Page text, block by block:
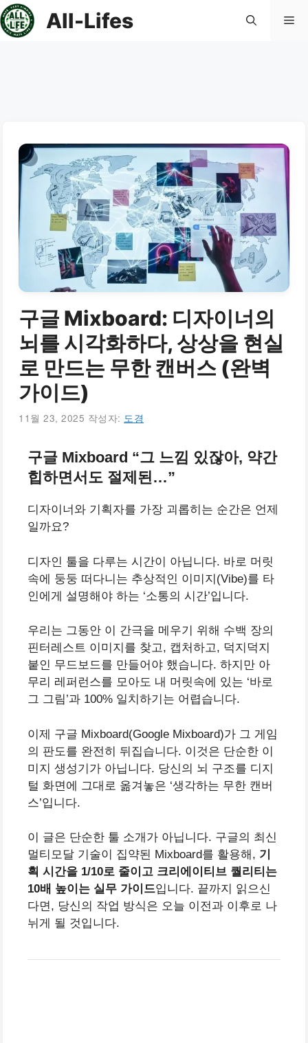
컨
텐
All-Lifes 메
구글 Mixboard: 디자이너의
뇌를 시각화하다, 상상을 현실
로 만드는 무한 캔버스 (완벽
가이드)
11월 23, 2025 작성자: 도경
구글 Mixboard “그 느낌 있잖아, 약간
힙하면서도 절제된…”
디자이너와 기획자를 가장 괴롭히는 순간은 언제
일까요?
디자인 툴을 다루는 시간이 아닙니다. 바로 머릿
속에 둥둥 떠다니는 추상적인 이미지(Vibe)를 타
인에게 설명해야 하는 ‘소통의 시간’입니다.
우리는 그동안 이 간극을 메우기 위해 수백 장의
핀터레스트 이미지를 찾고, 캡처하고, 덕지덕지
붙인 무드보드를 만들어야 했습니다. 하지만 아
무리 레퍼런스를 모아도 내 머릿속에 있는 ‘바로
그 그림’과 100% 일치하기는 어렵습니다.
이제 구글 Mixboard(Google Mixboard)가 그 게임
의 판도를 완전히 뒤집습니다. 이것은 단순한 이
미지 생성기가 아닙니다. 당신의 뇌 구조를 디지
털 화면에 그대로 옮겨놓은 ‘생각하는 무한 캔버
스’입니다.
이 글은 단순한 툴 소개가 아닙니다. 구글의 최신
멀티모달 기술이 집약된 Mixboard를 활용해, 기
획 시간을 1/10로 줄이고 크리에이티브 퀄리티는
10배 높이는 실무 가이드입니다. 끝까지 읽으신
다면, 당신의 작업 방식은 오늘 이전과 이후로 나
뉘게 될 것입니다.